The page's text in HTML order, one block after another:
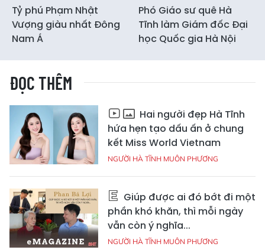
Tỷ phú Phạm Nhật
Vượng giàu nhất Đông
Nam Á
Phó Giáo sư quê Hà
Tĩnh làm Giám đốc Đại
học Quốc gia Hà Nội
ĐỌC THÊM
Hai người đẹp Hà Tĩnh
hứa hẹn tạo dấu ấn ở chung
kết Miss World Vietnam
NGƯỜI HÀ TĨNH MUÔN PHƯƠNG
Giúp được ai đó bớt đi một
phần khó khăn, thì mỗi ngày
vẫn còn ý nghĩa...
NGƯỜI HÀ TĨNH MUÔN PHƯƠNG